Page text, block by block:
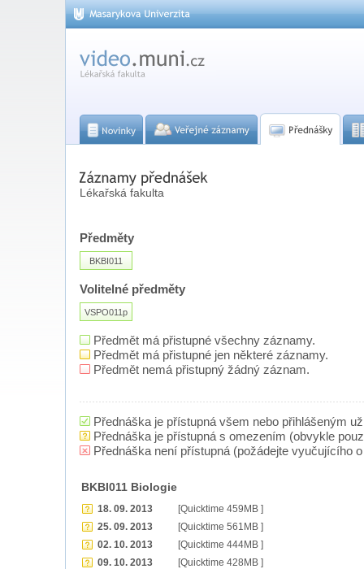
Lékařská fakulta
Předměty
BKBI011
Volitelné předměty
VSPO011p
Předmět má přistupné všechny záznamy.
Předmět má přistupné jen některé záznamy.
Předmět nemá přistupný žádný záznam.
Přednáška je přístupná všem nebo přihlášeným
Přednáška je přístupná s omezením (obvykle
Přednáška není přístupná (požádejte vyučujícího
BKBI011 Biologie
18. 09. 2013
[Quicktime 459MB ]
25. 09. 2013
[Quicktime 561MB ]
02. 10. 2013
[Quicktime 444MB ]
09. 10. 2013
[Quicktime 428MB ]